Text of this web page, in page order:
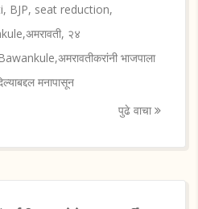
BJP, seat reduction,
२४
भाजपाला
मनापासून
पुढे वाचा